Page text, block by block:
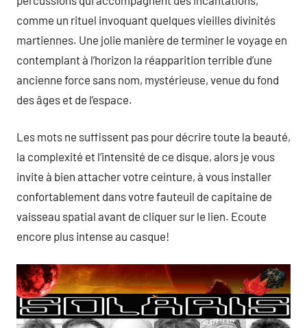
comme un rituel invoquant quelques vieilles divinités
martiennes. Une jolie manière de terminer le voyage en
contemplant à l’horizon la réapparition terrible d’une
ancienne force sans nom, mystérieuse, venue du fond
des âges et de l’espace.
Les mots ne suffissent pas pour décrire toute la beauté,
la complexité et l’intensité de ce disque, alors je vous
invite à bien attacher votre ceinture, à vous installer
confortablement dans votre fauteuil de capitaine de
vaisseau spatial avant de cliquer sur le lien. Ecoute
encore plus intense au casque!